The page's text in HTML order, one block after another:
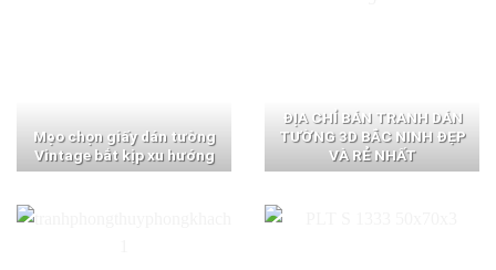
Mẹo chọn giấy dán tường
Vintage bắt kịp xu hướng
ĐỊA CHỈ BÁN TRANH DÁN
TƯỜNG 3D BẮC NINH ĐẸP
VÀ RẺ NHẤT